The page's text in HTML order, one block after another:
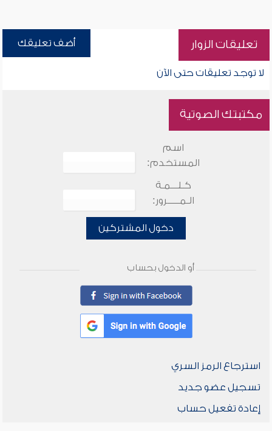
تعليقات الزوار أضف تعليقك
لا توجد تعليقات حتى الآن
مكتبتك الصوتية
اسم
المستخدم:
كـلـــمـة
الـمـــــرور:
دخول المشتركين
أو الدخول بحساب
استرجاع الرمز السري
تسجيل عضو جديد
إعادة تفعيل حساب